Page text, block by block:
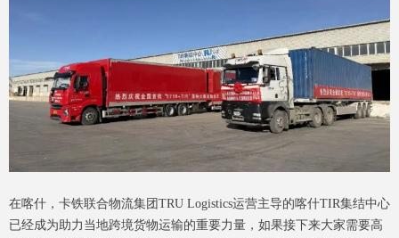
在喀什，卡铁联合物流集团TRU Logistics运营主导的喀什TIR集结中心
已经成为助力当地跨境货物运输的重要力量，如果接下来大家需要高